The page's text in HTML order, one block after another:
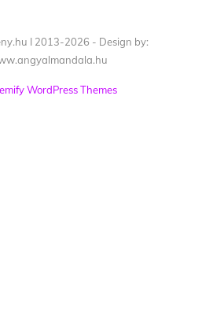
I 2013-2026 - Design by:
WordPress Themes